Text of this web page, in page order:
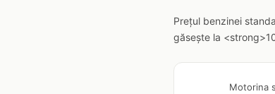
Prețul benzinei
găsește la
Motorina